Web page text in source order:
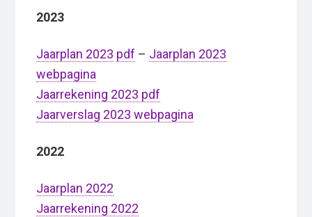
2023
Jaarplan 2023 pdf – Jaarplan 2023
webpagina
Jaarrekening 2023 pdf
Jaarverslag 2023 webpagina
2022
Jaarplan 2022
Jaarrekening 2022